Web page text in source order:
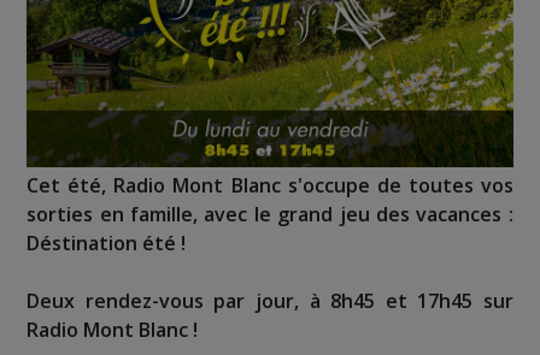
Cet été, Radio Mont Blanc s'occupe de toutes vos
sorties en famille, avec le grand jeu des vacances :
Déstination été !
Deux rendez-vous par jour, à 8h45 et 17h45 sur
Radio Mont Blanc !